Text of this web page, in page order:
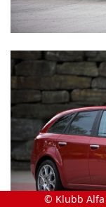
© Klubb Alfa